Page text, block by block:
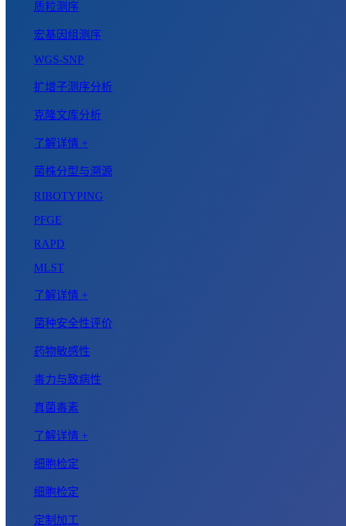
质粒测序
宏基因组测序
WGS-SNP
扩增子测序分析
克隆文库分析
了解详情 +
菌株分型与溯源
RIBOTYPING
PFGE
RAPD
MLST
了解详情 +
菌种安全性评价
药物敏感性
毒力与致病性
真菌毒素
了解详情 +
细胞检定
细胞检定
定制加工